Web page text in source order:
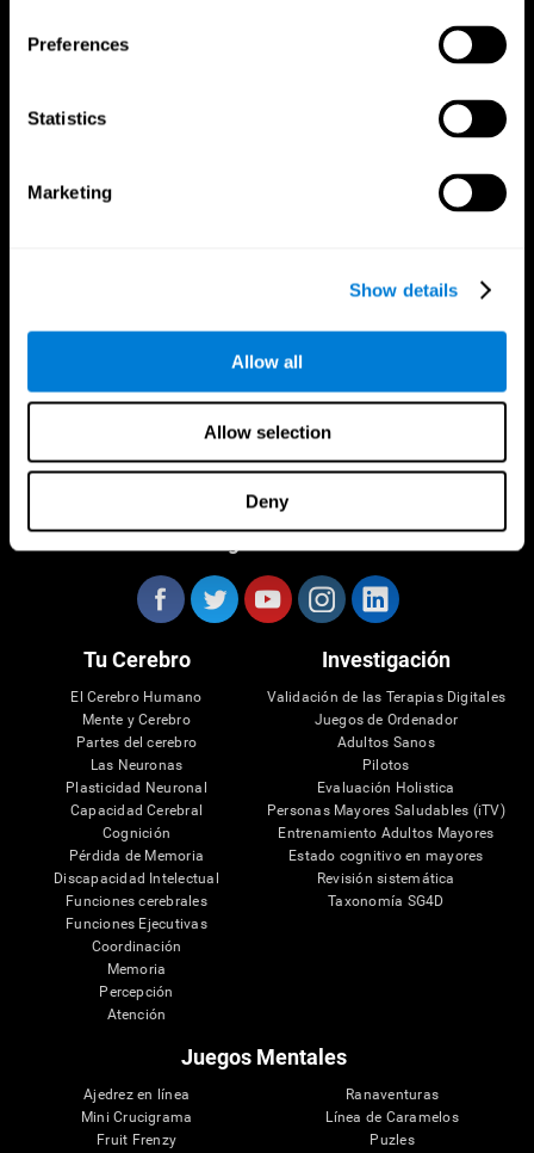
Preferences
Statistics
Marketing
Show details
Allow all
Allow selection
Deny
Tu Cerebro
El Cerebro Humano
Mente y Cerebro
Partes del cerebro
Las Neuronas
Plasticidad Neuronal
Capacidad Cerebral
Cognición
Pérdida de Memoria
Discapacidad Intelectual
Funciones cerebrales
Funciones Ejecutivas
Coordinación
Memoria
Percepción
Atención
Investigación
Validación de las Terapias Digitales
Juegos de Ordenador
Adultos Sanos
Pilotos
Evaluación Holistica
Personas Mayores Saludables (iTV)
Entrenamiento Adultos Mayores
Estado cognitivo en mayores
Revisión sistemática
Taxonomía SG4D
Juegos Mentales
Ajedrez en línea
Mini Crucigrama
Fruit Frenzy
Ranaventuras
Línea de Caramelos
Puzles